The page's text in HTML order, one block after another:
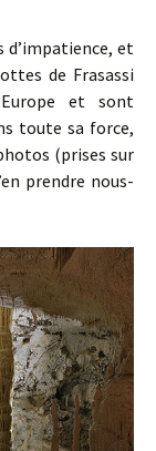
d’impatience, et
de Frasassi
et sont
toute sa force,
(prises sur
prendre nous-